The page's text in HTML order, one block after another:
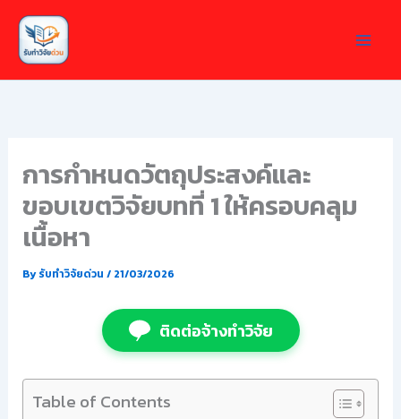
Skip
content
การกำหนดวัตถุประสงค์และ
ขอบเขตวิจัยบทที่ 1 ให้ครอบคลุม
เนื้อหา
Byรับทำวิจัยด่วน / 21/03/2026
ติดต่อจ้างทำวิจัย
Table of Contents